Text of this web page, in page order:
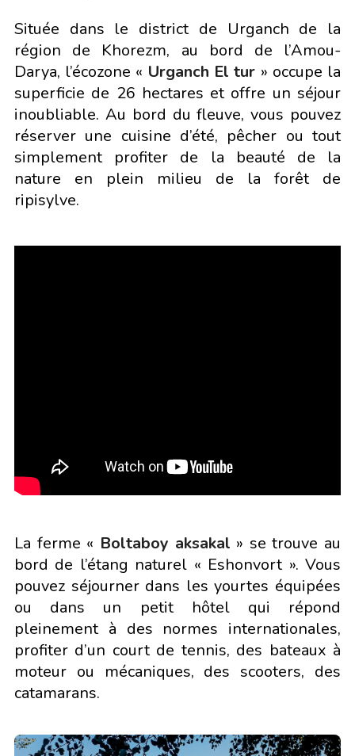
Située dans le district de Urganch de la
région de Khorezm, au bord de l’Amou-
Darya, l’écozone « Urganch El tur » occupe la
superficie de 26 hectares et offre un séjour
inoubliable. Au bord du fleuve, vous pouvez
réserver une cuisine d’été, pêcher ou tout
simplement profiter de la beauté de la
nature en plein milieu de la forêt de
ripisylve.
La ferme « Boltaboy aksakal » se trouve au
bord de l’étang naturel « Eshonvort ». Vous
pouvez séjourner dans les yourtes équipées
ou dans un petit hôtel qui répond
pleinement à des normes internationales,
profiter d’un court de tennis, des bateaux à
moteur ou mécaniques, des scooters, des
catamarans.